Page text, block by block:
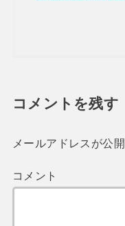
コメントを残す
メールアドレスが公
コメント